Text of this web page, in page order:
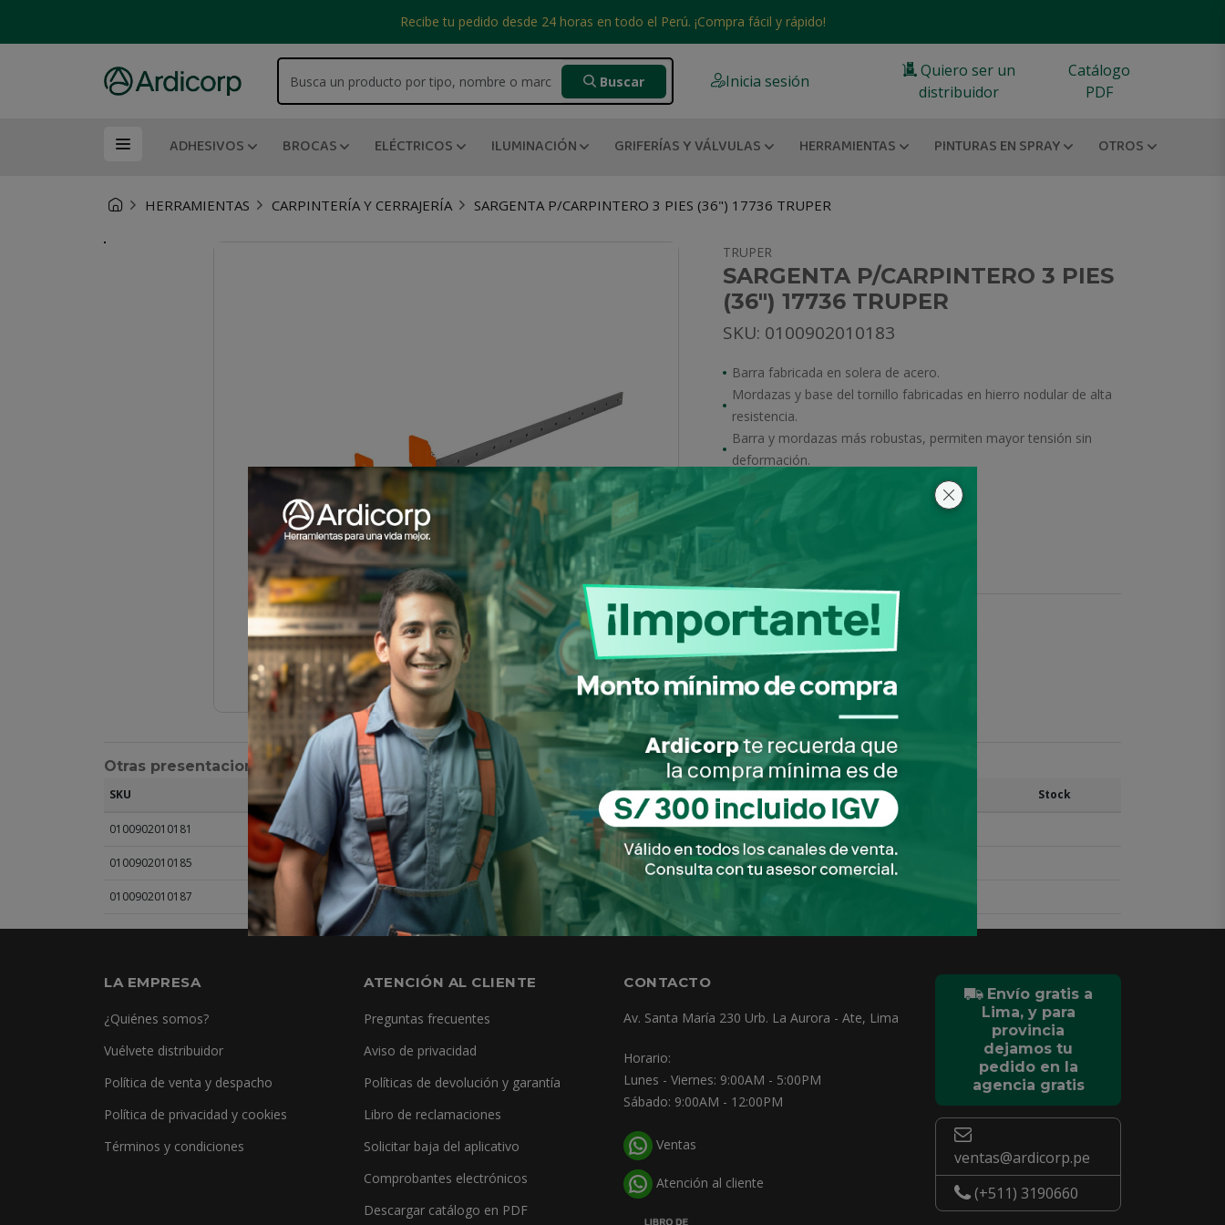
Recibe tu pedido desde 24 horas en todo el Perú. ¡Compra fácil y rápido!
Buscar Inicia sesión
Quiero ser un
distribuidor
Catálogo
PDF
ADHESIVOS BROCAS ELÉCTRICOS ILUMINACIÓN GRIFERÍAS Y VÁLVULAS HERRAMIENTAS PINTURAS EN SPRAY OTROS
HERRAMIENTAS CARPINTERÍA Y CERRAJERÍA SARGENTA P/CARPINTERO 3 PIES (36") 17736 TRUPER
TRUPER
SARGENTA P/CARPINTERO 3 PIES
(36") 17736 TRUPER
SKU: 0100902010183
Barra fabricada en solera de acero.
Mordazas y base del tornillo fabricadas en hierro nodular de alta
resistencia.
Barra y mordazas más robustas, permiten mayor tensión sin
deformación.
Múltiplo 1 unidad
Acceder para pedir este producto
Otras presentaciones
SKU Descripción Precio unitario Stock
0100902010181 SARGENTA P/CARPINTERO 2 PIES (24") 17735 TRUPER
0100902010185 SARGENTA P/CARPINTERO 4 PIES (48") 17737 TRUPER
0100902010187 SARGENTA P/CARPINTERO 5 PIES (60") 17738 TRUPER
LA EMPRESA
¿Quiénes somos?
Vuélvete distribuidor
Política de venta y despacho
Política de privacidad y cookies
Términos y condiciones
ATENCIÓN AL CLIENTE
Preguntas frecuentes
Aviso de privacidad
Políticas de devolución y garantía
Libro de reclamaciones
Solicitar baja del aplicativo
Comprobantes electrónicos
Descargar catálogo en PDF
CONTACTO
Av. Santa María 230 Urb. La Aurora - Ate, Lima
Horario:
Lunes - Viernes: 9:00AM - 5:00PM
Sábado: 9:00AM - 12:00PM
Ventas
Atención al cliente
Envío gratis a
Lima, y para
provincia
dejamos tu
pedido en la
agencia gratis
ventas@ardicorp.pe
(+511) 3190660